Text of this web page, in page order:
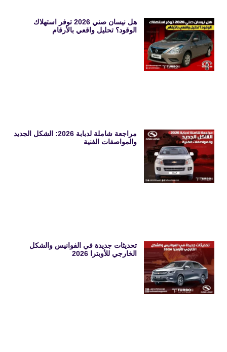
هل نيسان صني 2026 توفر استهلاك
الوقود؟ تحليل واقعي بالأرقام
مراجعة شاملة لدبابة 2026: الشكل الجديد
والمواصفات الفنية
تحديثات جديدة في الفوانيس والشكل
الخارجي للأوبترا 2026